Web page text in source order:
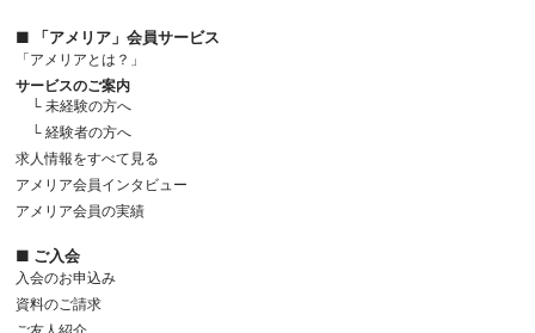
■ 「アメリア」会員サービス
「アメリアとは？」
サービスのご案内
└ 未経験の方へ
└ 経験者の方へ
求人情報をすべて見る
アメリア会員インタビュー
アメリア会員の実績
■ ご入会
入会のお申込み
資料のご請求